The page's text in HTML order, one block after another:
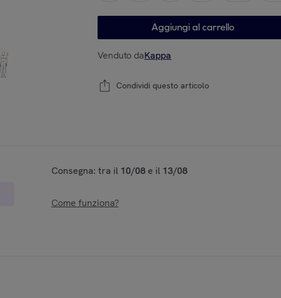
Aggiungi al carrello
Venduto daKappa
Condividi questo articolo
Consegna: tra il 10/08 e il 13/08
Come funziona?